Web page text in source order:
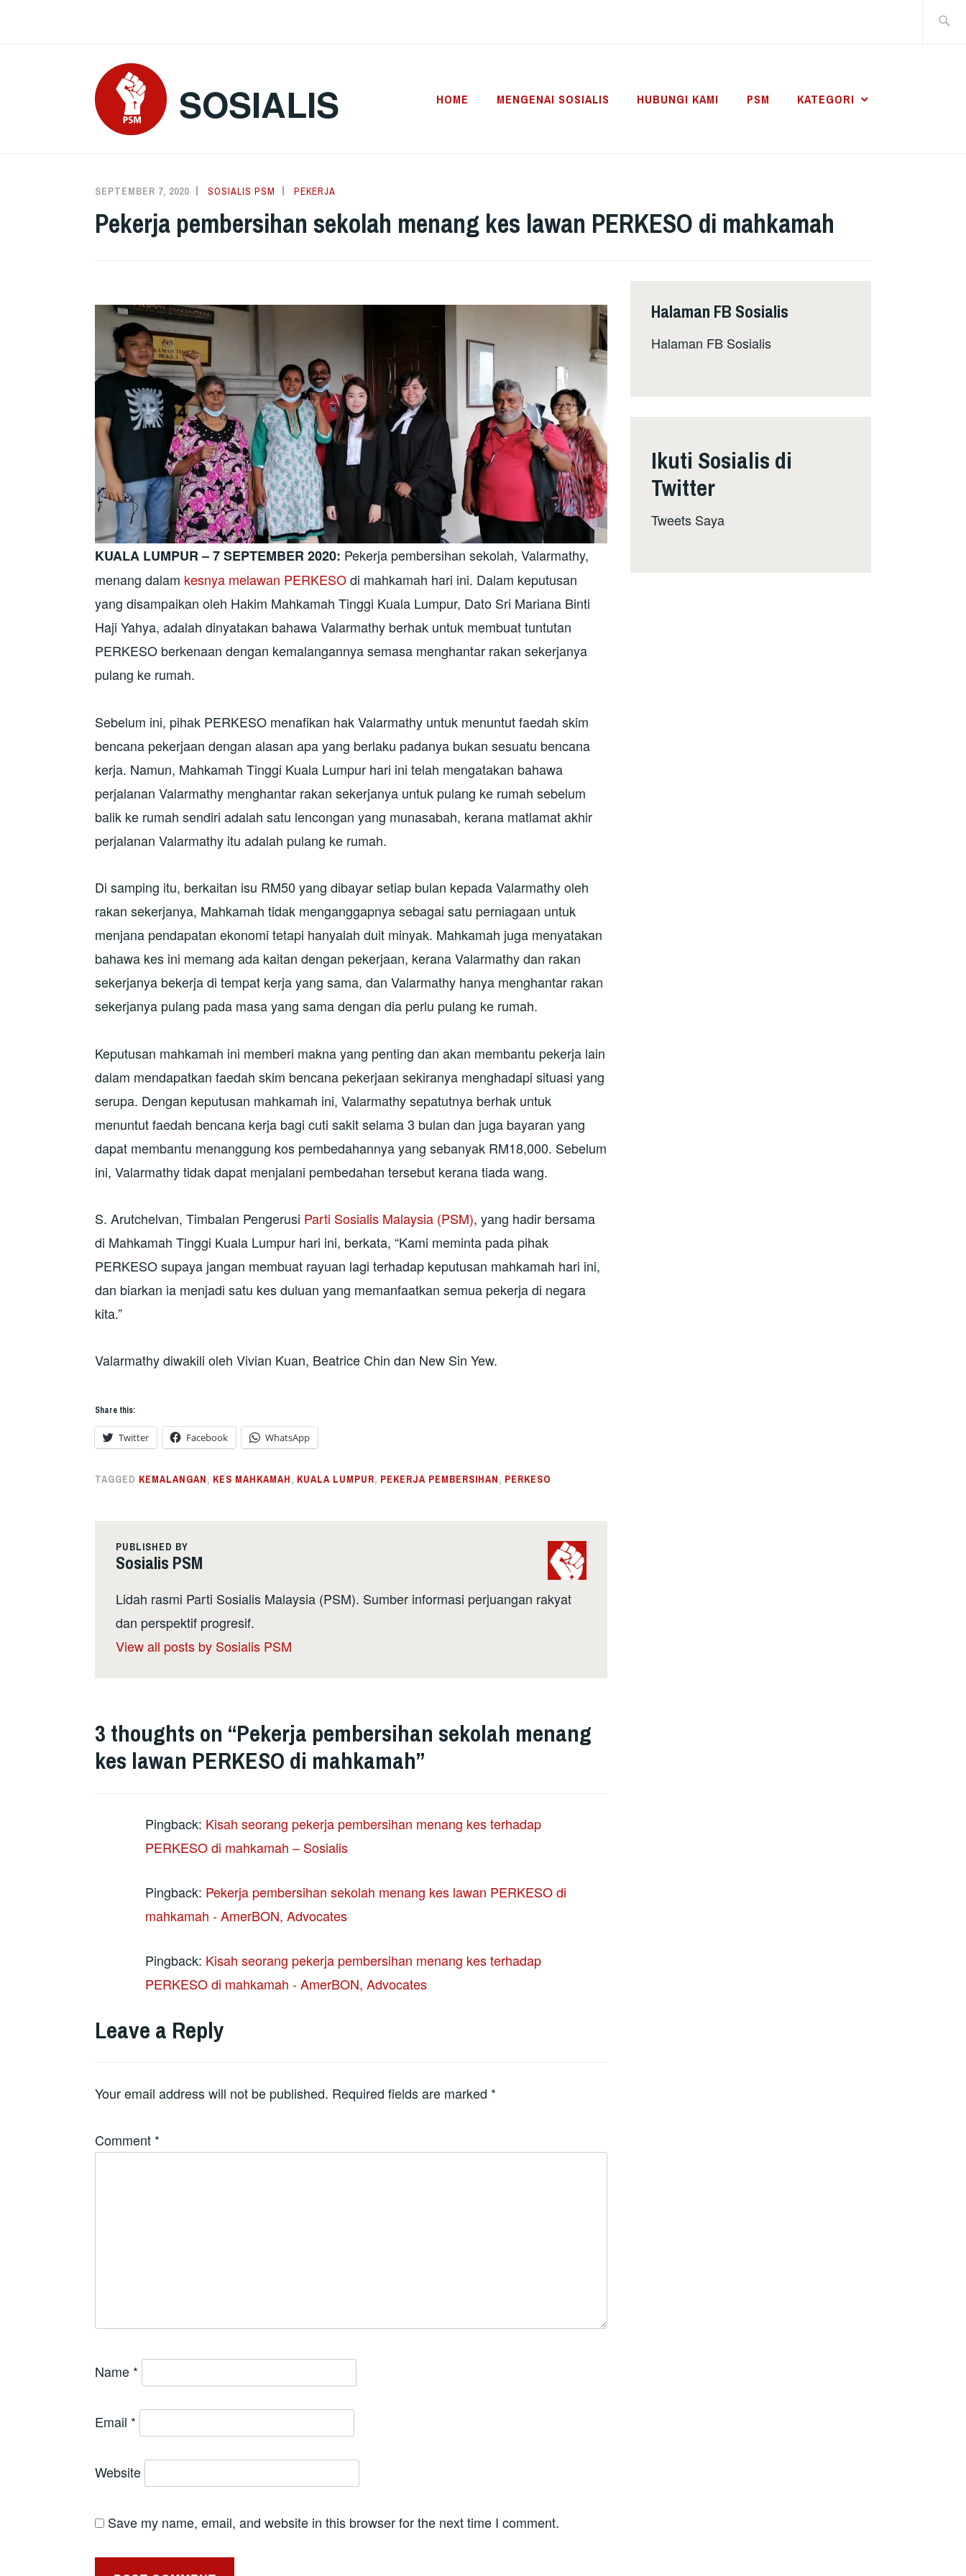
SOSIALIS HOME MENGENAI SOSIALIS HUBUNGI KAMI PSM KATEGORI
SEPTEMBER 7, 2020 SOSIALIS PSM PEKERJA
Pekerja pembersihan sekolah menang kes lawan PERKESO di mahkamah
KUALA LUMPUR – 7 SEPTEMBER 2020: Pekerja pembersihan sekolah, Valarmathy,
menang dalam kesnya melawan PERKESOdi mahkamah hari ini. Dalam keputusan
yang disampaikan oleh Hakim Mahkamah Tinggi Kuala Lumpur, Dato Sri Mariana Binti
Haji Yahya, adalah dinyatakan bahawa Valarmathy berhak untuk membuat tuntutan
PERKESO berkenaan dengan kemalangannya semasa menghantar rakan sekerjanya
pulang ke rumah.
Sebelum ini, pihak PERKESO menafikan hak Valarmathy untuk menuntut faedah skim
bencana pekerjaan dengan alasan apa yang berlaku padanya bukan sesuatu bencana
kerja. Namun, Mahkamah Tinggi Kuala Lumpur hari ini telah mengatakan bahawa
perjalanan Valarmathy menghantar rakan sekerjanya untuk pulang ke rumah sebelum
balik ke rumah sendiri adalah satu lencongan yang munasabah, kerana matlamat akhir
perjalanan Valarmathy itu adalah pulang ke rumah.
Di samping itu, berkaitan isu RM50 yang dibayar setiap bulan kepada Valarmathy oleh
rakan sekerjanya, Mahkamah tidak menganggapnya sebagai satu perniagaan untuk
menjana pendapatan ekonomi tetapi hanyalah duit minyak. Mahkamah juga menyatakan
bahawa kes ini memang ada kaitan dengan pekerjaan, kerana Valarmathy dan rakan
sekerjanya bekerja di tempat kerja yang sama, dan Valarmathy hanya menghantar rakan
sekerjanya pulang pada masa yang sama dengan dia perlu pulang ke rumah.
Keputusan mahkamah ini memberi makna yang penting dan akan membantu pekerja lain
dalam mendapatkan faedah skim bencana pekerjaan sekiranya menghadapi situasi yang
serupa. Dengan keputusan mahkamah ini, Valarmathy sepatutnya berhak untuk
menuntut faedah bencana kerja bagi cuti sakit selama 3 bulan dan juga bayaran yang
dapat membantu menanggung kos pembedahannya yang sebanyak RM18,000. Sebelum
ini, Valarmathy tidak dapat menjalani pembedahan tersebut kerana tiada wang.
S. Arutchelvan, Timbalan Pengerusi Parti Sosialis Malaysia (PSM), yang hadir bersama
di Mahkamah Tinggi Kuala Lumpur hari ini, berkata, “Kami meminta pada pihak
PERKESO supaya jangan membuat rayuan lagi terhadap keputusan mahkamah hari ini,
dan biarkan ia menjadi satu kes duluan yang memanfaatkan semua pekerja di negara
kita.”
Valarmathy diwakili oleh Vivian Kuan, Beatrice Chin dan New Sin Yew.
Share this:
Twitter Facebook WhatsApp
TAGGED KEMALANGAN, KES MAHKAMAH, KUALA LUMPUR, PEKERJA PEMBERSIHAN, PERKESO
PUBLISHED BY
Sosialis PSM
Lidah rasmi Parti Sosialis Malaysia (PSM). Sumber informasi perjuangan rakyat
dan perspektif progresif.
View all posts by Sosialis PSM
3 thoughts on “Pekerja pembersihan sekolah menang
kes lawan PERKESO di mahkamah”
Pingback: Kisah seorang pekerja pembersihan menang kes terhadap
PERKESO di mahkamah – Sosialis
Pingback: Pekerja pembersihan sekolah menang kes lawan PERKESO di
mahkamah - AmerBON, Advocates
Pingback: Kisah seorang pekerja pembersihan menang kes terhadap
PERKESO di mahkamah - AmerBON, Advocates
Leave a Reply
Your email address will not be published. Required fields are marked *
Comment *
Name *
Email *
Website
Save my name, email, and website in this browser for the next time I comment.
Halaman FB Sosialis
Halaman FB Sosialis
Ikuti Sosialis di
Twitter
Tweets Saya